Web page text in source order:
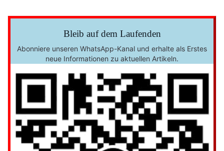
Bleib auf dem Laufenden
Abonniere unseren WhatsApp-Kanal und erhalte als Erstes
neue Informationen zu aktuellen Artikeln.